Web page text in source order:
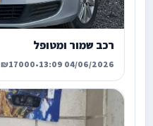
רכב שמור ומטופל
04/06/2026 13:09
•
₪17000